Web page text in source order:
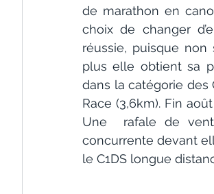
de marathon en
choix de changer
réussie, puisque
plus elle obtient sa
dans la catégorie des
Race (3,6km). Fin
Une  rafale de
concurrente devant
le C1DS longue